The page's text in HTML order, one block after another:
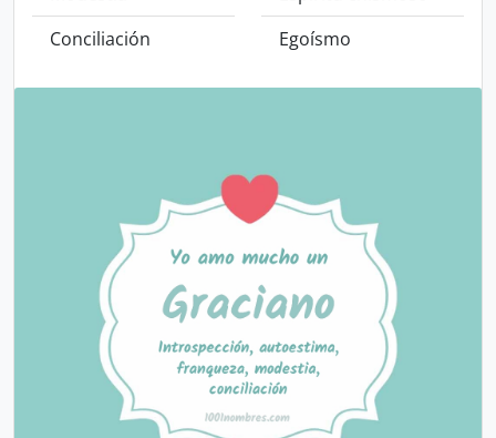
Conciliación
Egoísmo